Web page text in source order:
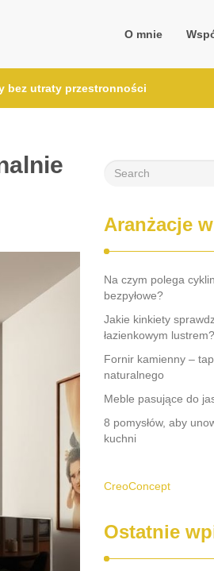
O mnie
bez utraty przestronności
Aranżacje
Na czym polega
bezpyłowe?
Jakie kinkiety
łazienkowym lustrem?
Fornir kamienny –
naturalnego
Meble pasujące do
8 pomysłów, aby
kuchni
CreoConcept
Ostatnie